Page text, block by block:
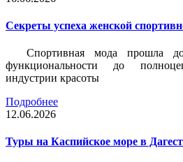
Секреты успеха женской
Спортивная мода прошла
функциональности до
индустрии красоты
Подробнее
12.06.2026
Туры на Каспийское море в